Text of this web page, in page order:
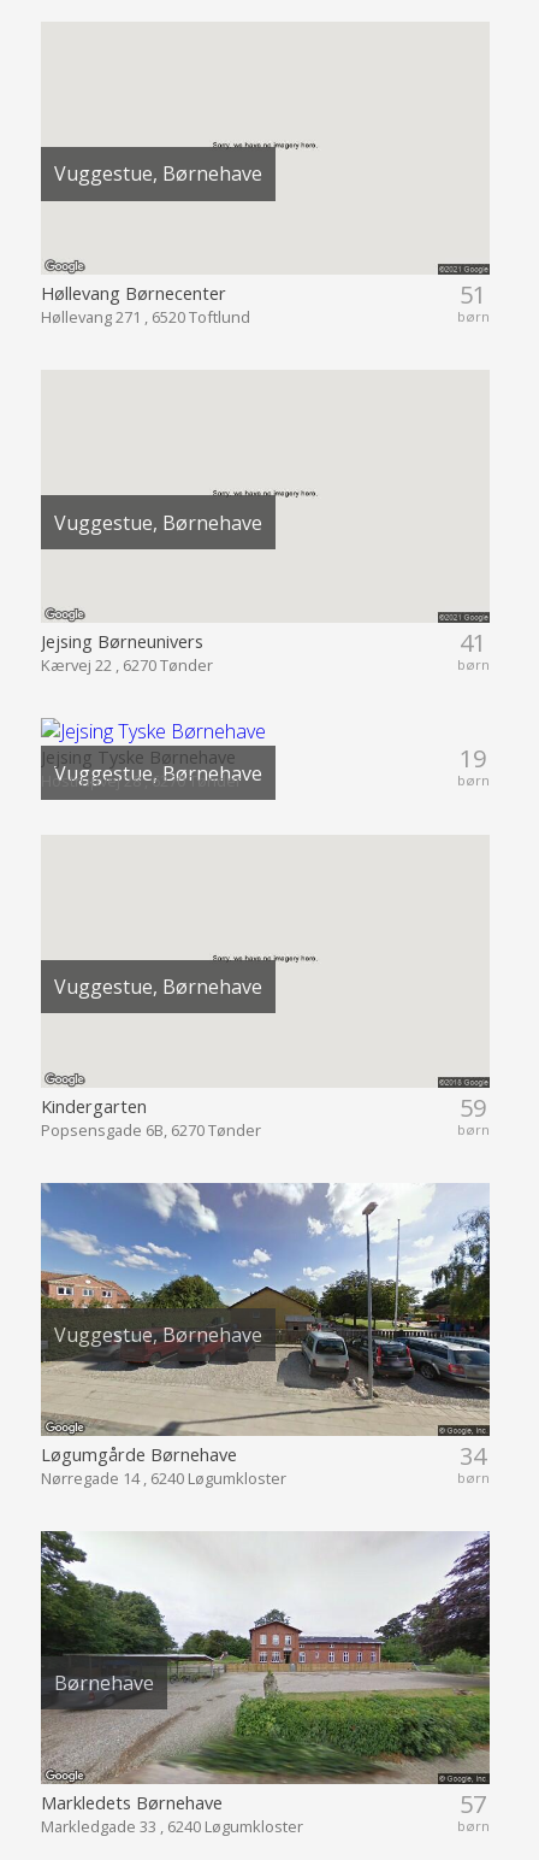
Vuggestue, Børnehave
51
børn
Høllevang Børnecenter
Høllevang 271 , 6520 Toftlund
Vuggestue, Børnehave
41
børn
Jejsing Børneunivers
Kærvej 22 , 6270 Tønder
Vuggestue, Børnehave 19
børn
Jejsing Tyske Børnehave
Hostrupvej 28 , 6270 Tønder
Vuggestue, Børnehave
59
børn
Kindergarten
Popsensgade 6B, 6270 Tønder
Vuggestue, Børnehave
34
børn
Løgumgårde Børnehave
Nørregade 14 , 6240 Løgumkloster
Børnehave
57
børn
Markledets Børnehave
Markledgade 33 , 6240 Løgumkloster